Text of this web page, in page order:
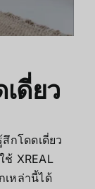
ดี่ยว
กโดดเดี่ยว
XREAL
เหล่านี้ได้